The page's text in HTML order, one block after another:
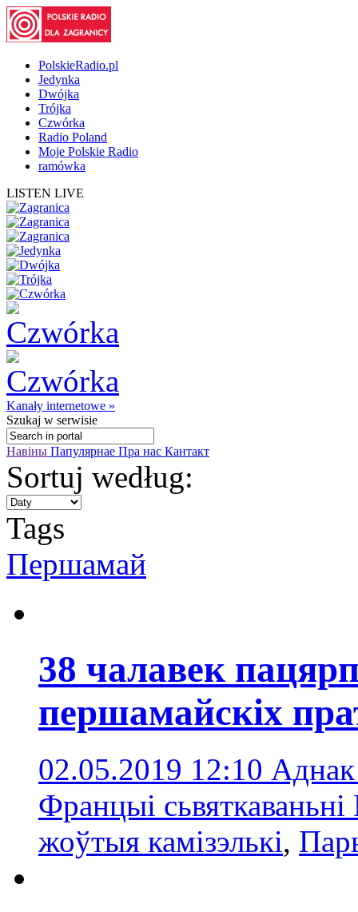
PolskieRadio.pl
Jedynka
Dwójka
Trójka
Czwórka
Radio Poland
Moje Polskie Radio
ramówka
LISTEN LIVE
Kanały internetowe »
Szukaj w serwisie
Навіны Папулярнае Пра нас Кантакт
Sortuj według:
Tags
Першамай
38 чалавек
першамайскіх
02.05.2019 12:10
Францыі
жоўтыя камізэлькі,